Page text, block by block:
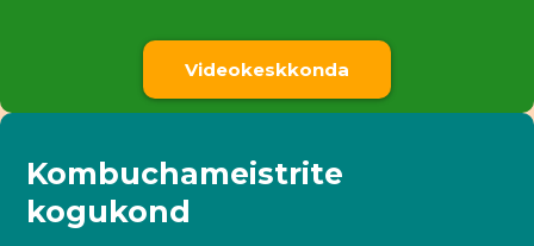
Videokeskkonda
Kombuchameistrite
kogukond